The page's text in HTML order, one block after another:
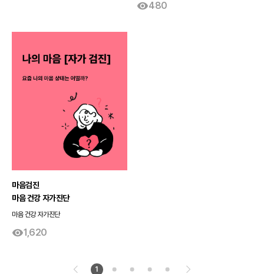
480
마음검진
마음 건강 자가진단
마음 건강 자가진단
1,620
1